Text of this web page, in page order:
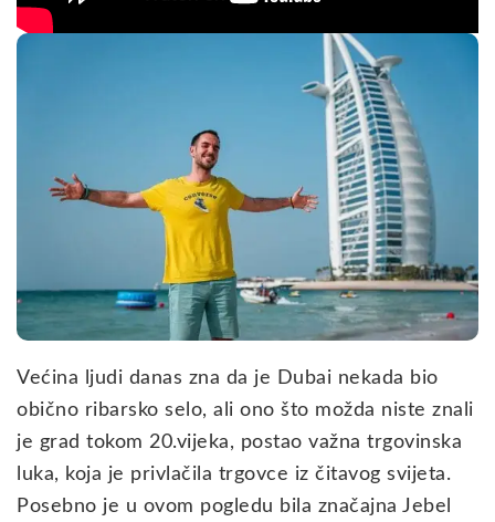
Većina ljudi danas zna da je Dubai nekada bio
obično ribarsko selo, ali ono što možda niste znali
je grad tokom 20.vijeka, postao važna trgovinska
luka, koja je privlačila trgovce iz čitavog svijeta.
Posebno je u ovom pogledu bila značajna Jebel